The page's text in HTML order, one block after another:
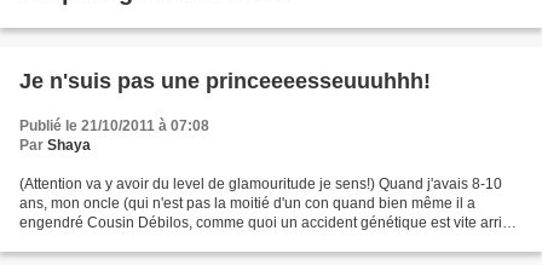
Je n'suis pas une princeeeesseuuuhhh!
Publié le 21/10/2011 à 07:08
Par Shaya
(Attention va y avoir du level de glamouritude je sens!) Quand j'avais 8-10
ans, mon oncle (qui n'est pas la moitié d'un con quand bien même il a
engendré Cousin Débilos, comme quoi un accident génétique est vite arrivé)